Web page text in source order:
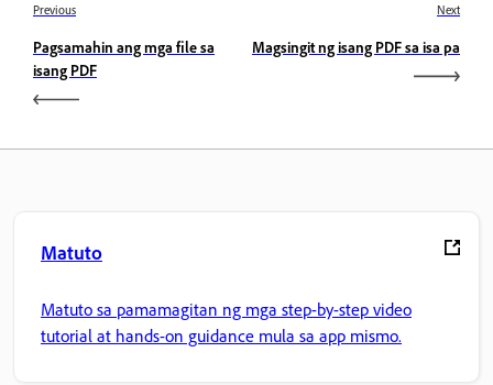
Previous
Pagsamahin ang mga file sa
isang PDF
Next
Magsingit ng isang PDF sa isa pa
Matuto
Matuto sa pamamagitan ng mga step-by-step video
tutorial at hands-on guidance mula sa app mismo.